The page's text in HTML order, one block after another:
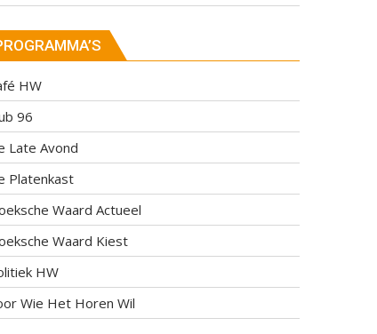
HW
96
Late Avond
Platenkast
Waard Actueel
Waard Kiest
HW
Wie Het Horen Wil